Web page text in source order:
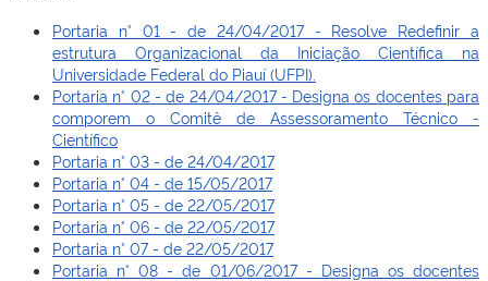
Portaria n° 01 - de 24/04/2017 - Resolve Redefinir a
estrutura Organizacional da Iniciação Científica na
Universidade Federal do Piauí (UFPI).
Portaria n° 02 - de 24/04/2017 - Designa os docentes para
comporem o Comitê de Assessoramento Técnico -
Científico
Portaria n° 03 - de 24/04/2017
Portaria n° 04 - de 15/05/2017
Portaria n° 05 - de 22/05/2017
Portaria n° 06 - de 22/05/2017
Portaria n° 07 - de 22/05/2017
Portaria n° 08 - de 01/06/2017 - Designa os docentes